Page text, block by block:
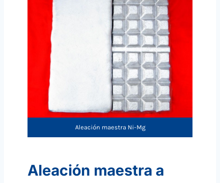
Aleación maestra Ni-Mg
Aleación maestra a